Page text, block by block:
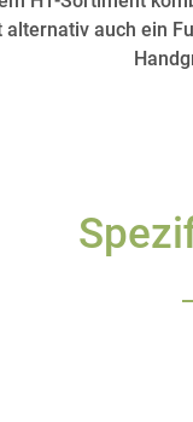
auch ein